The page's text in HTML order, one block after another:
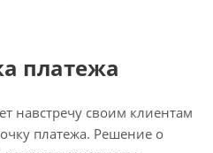
платежа
навстречу своим клиентам
платежа. Решение о